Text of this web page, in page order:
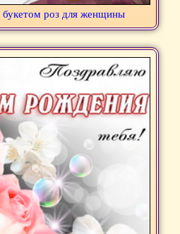
букетом роз для женщины